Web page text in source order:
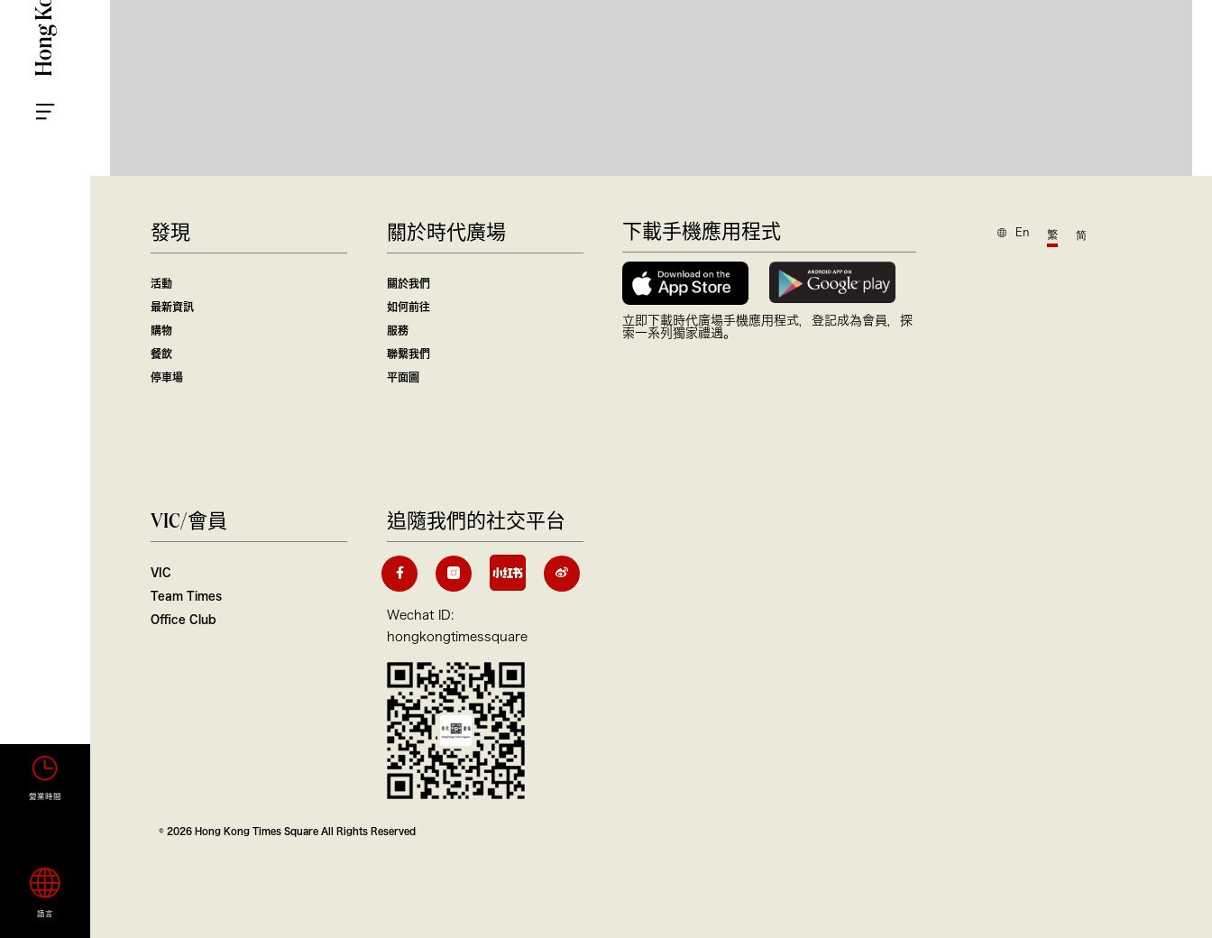
營業時間
語言
發現
活動
最新資訊
購物
餐飲
停車場
VIC/會員
VIC
Team Times
Office Club
關於時代廣場
關於我們
如何前往
服務
聯繫我們
平面圖
追隨我們的社交平台
Wechat ID:
hongkongtimessquare
下載手機應用程式
立即下載時代廣場手機應用程式，登記成為會員，探
索一系列獨家禮遇。
En 繁 简
© 2026 Hong Kong Times Square All Rights Reserved